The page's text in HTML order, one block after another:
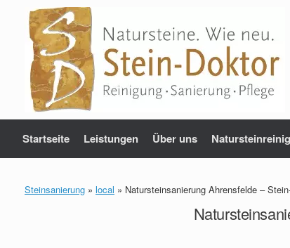
springen
Startseite Leistungen Über uns
Steinsanierung » local » Natursteinsanierung Ahrensfelde –